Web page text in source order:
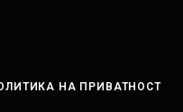
НА ПРИВАТНОСТ